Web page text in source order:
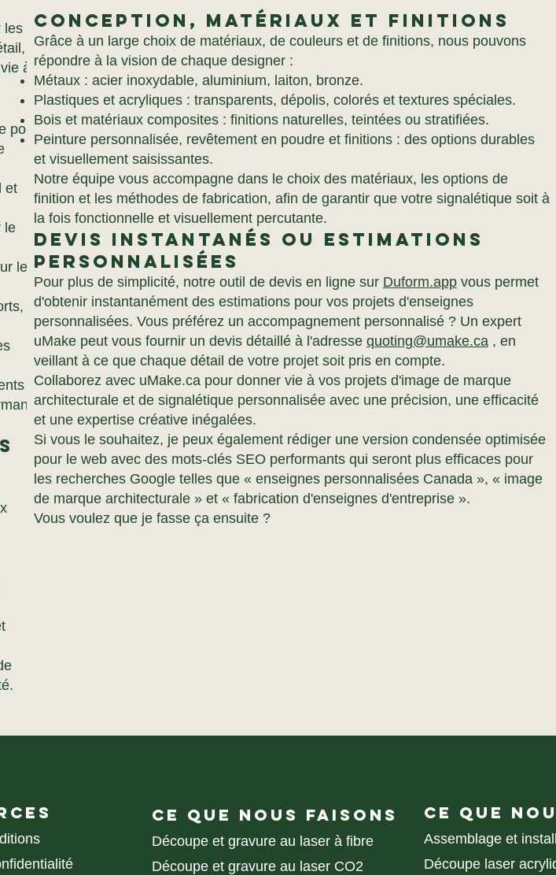
les
à
pour
et
le
les
Conception, matériaux et finitions
Grâce à un large choix de matériaux, de couleurs et de finitions, nous pouvons
répondre à la vision de chaque designer :
Métaux : acier inoxydable, aluminium, laiton, bronze.
Plastiques et acryliques : transparents, dépolis, colorés et textures spéciales.
Bois et matériaux composites : finitions naturelles, teintées ou stratifiées.
Peinture personnalisée, revêtement en poudre et finitions : des options durables
et visuellement saisissantes.
Notre équipe vous accompagne dans le choix des matériaux, les options de
finition et les méthodes de fabrication, afin de garantir que votre signalétique soit à
la fois fonctionnelle et visuellement percutante.
Devis instantanés ou estimations
personnalisées
Pour plus de simplicité, notre outil de devis en ligne sur Duform.appvous permet
d'obtenir instantanément des estimations pour vos projets d'enseignes
personnalisées. Vous préférez un accompagnement personnalisé ? Un expert
uMake peut vous fournir un devis détaillé à l'adresse quoting@umake.ca, en
veillant à ce que chaque détail de votre projet soit pris en compte.
Collaborez avec uMake.ca pour donner vie à vos projets d'image de marque
architecturale et de signalétique personnalisée avec une précision, une efficacité
et une expertise créative inégalées.
Si vous le souhaitez, je peux également rédiger une version condensée optimisée
pour le web avec des mots-clés SEO performants qui seront plus efficaces pour
les recherches Google telles que « enseignes personnalisées Canada », « image
de marque architecturale » et « fabrication d'enseignes d'entreprise ».
Vous voulez que je fasse ça ensuite ?
CE QUE NOUS FAISONS
Découpe et gravure au laser à fibre
Découpe et gravure au laser CO2
CE QUE
Assemblage et
Découpe laser